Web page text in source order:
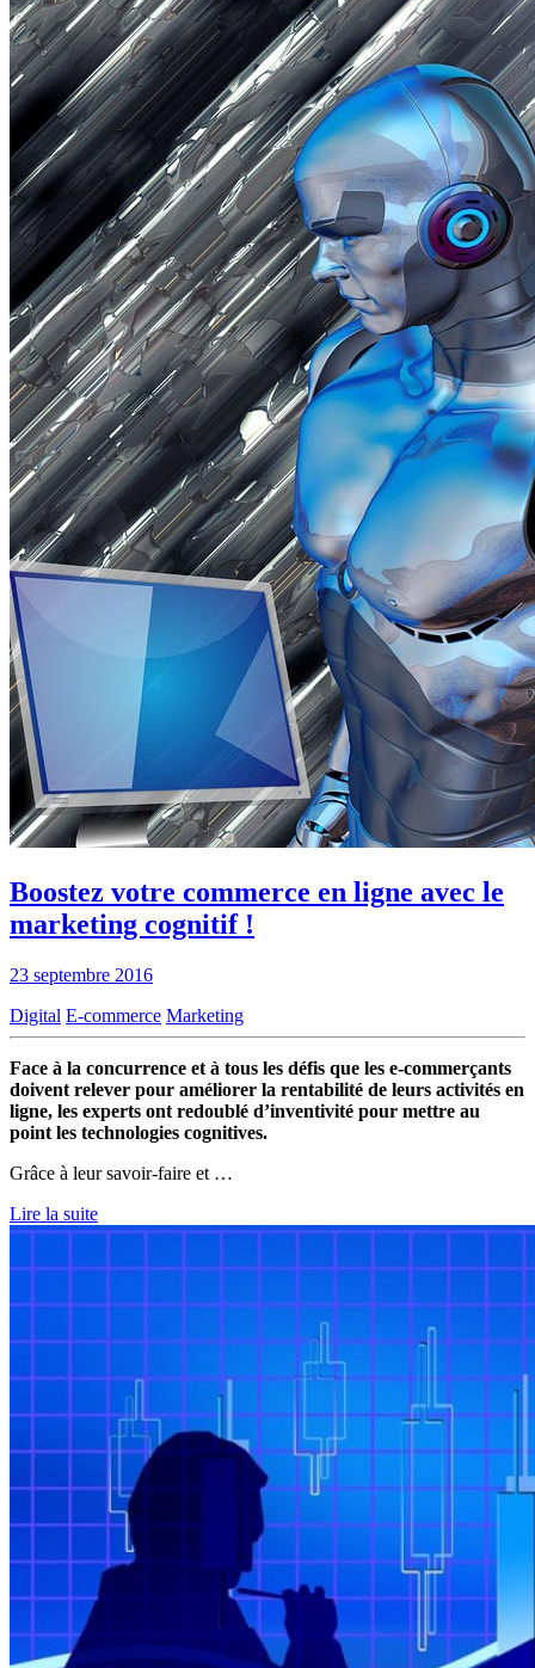
Boostez votre commerce en ligne avec le
marketing cognitif !
23 septembre 2016
Digital E-commerce Marketing
Face à la concurrence et à tous les défis que les e-commerçants
doivent relever pour améliorer la rentabilité de leurs activités en
ligne, les experts ont redoublé d’inventivité pour mettre au
point les technologies cognitives.
Grâce à leur savoir-faire et …
Lire la suite